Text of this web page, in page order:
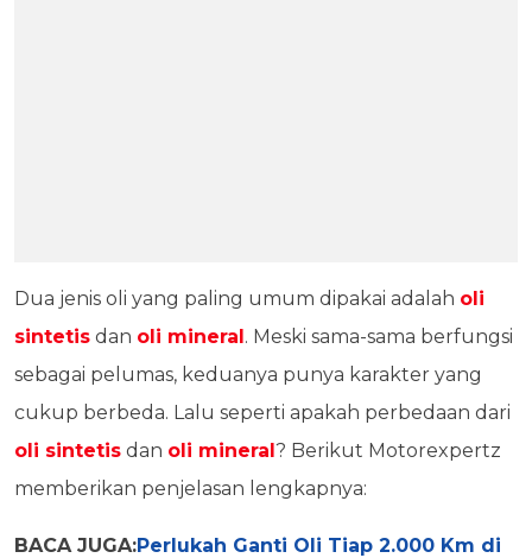
Dua jenis oli yang paling umum dipakai adalah oli
sintetis dan oli mineral. Meski sama-sama berfungsi
sebagai pelumas, keduanya punya karakter yang
cukup berbeda. Lalu seperti apakah perbedaan dari
oli sintetis dan oli mineral? Berikut Motorexpertz
memberikan penjelasan lengkapnya:
BACA JUGA:Perlukah Ganti Oli Tiap 2.000 Km di